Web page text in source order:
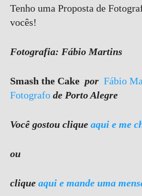
Tenho uma Proposta de
vocês!
Fotografia: Fábio Martins
Smash the Cake por Fábio
Fotografo de Porto Alegre
Você gostou clique aqui e me
ou
clique aqui e mande uma